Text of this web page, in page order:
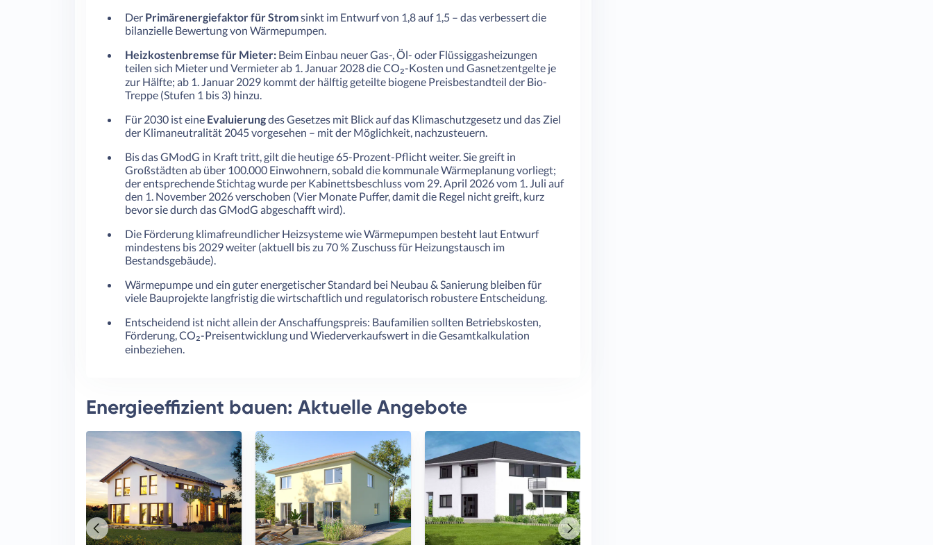
Der Primärenergiefaktor für Stromsinkt im Entwurf von 1,8 auf 1,5 – das verbessert die
bilanzielle Bewertung von Wärmepumpen.
Heizkostenbremse für Mieter: Beim Einbau neuer Gas-, Öl- oder Flüssiggasheizungen
teilen sich Mieter und Vermieter ab 1. Januar 2028 die CO₂-Kosten und Gasnetzentgelte je
zur Hälfte; ab 1. Januar 2029 kommt der hälftig geteilte biogene Preisbestandteil der Bio-
Treppe (Stufen 1 bis 3) hinzu.
Für 2030 ist eine Evaluierungdes Gesetzes mit Blick auf das Klimaschutzgesetz und das Ziel
der Klimaneutralität 2045 vorgesehen – mit der Möglichkeit, nachzusteuern.
Bis das GModG in Kraft tritt, gilt die heutige 65-Prozent-Pflicht weiter. Sie greift in
Großstädten ab über 100.000 Einwohnern, sobald die kommunale Wärmeplanung vorliegt;
der entsprechende Stichtag wurde per Kabinettsbeschluss vom 29. April 2026 vom 1. Juli auf
den 1. November 2026 verschoben (Vier Monate Puffer, damit die Regel nicht greift, kurz
bevor sie durch das GModG abgeschafft wird).
Die Förderung klimafreundlicher Heizsysteme wie Wärmepumpen besteht laut Entwurf
mindestens bis 2029 weiter (aktuell bis zu 70 % Zuschuss für Heizungstausch im
Bestandsgebäude).
Wärmepumpe und ein guter energetischer Standard bei Neubau & Sanierung bleiben für
viele Bauprojekte langfristig die wirtschaftlich und regulatorisch robustere Entscheidung.
Entscheidend ist nicht allein der Anschaffungspreis: Baufamilien sollten Betriebskosten,
Förderung, CO₂-Preisentwicklung und Wiederverkaufswert in die Gesamtkalkulation
einbeziehen.
Energieeffizient bauen: Aktuelle Angebote
Vorheriges
Nächstes